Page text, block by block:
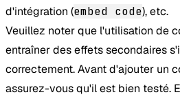
d'intégration (embed code), etc.
Veuillez noter que l'utilisation de
entraîner des effets secondaires
correctement. Avant d'ajouter un
assurez-vous qu'il est bien testé.